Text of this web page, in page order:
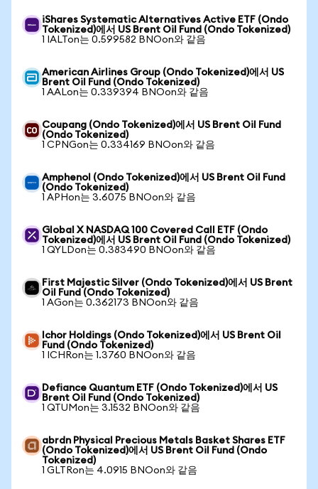
iShares Systematic Alternatives Active ETF (Ondo
Tokenized)에서 US Brent Oil Fund (Ondo Tokenized)
1 IALTon는 0.599582 BNOon와 같음
American Airlines Group (Ondo Tokenized)에서 US
Brent Oil Fund (Ondo Tokenized)
1 AALon는 0.339394 BNOon와 같음
Coupang (Ondo Tokenized)에서 US Brent Oil Fund
(Ondo Tokenized)
1 CPNGon는 0.334169 BNOon와 같음
Amphenol (Ondo Tokenized)에서 US Brent Oil Fund
(Ondo Tokenized)
1 APHon는 3.6075 BNOon와 같음
Global X NASDAQ 100 Covered Call ETF (Ondo
Tokenized)에서 US Brent Oil Fund (Ondo Tokenized)
1 QYLDon는 0.383490 BNOon와 같음
First Majestic Silver (Ondo Tokenized)에서 US Brent
Oil Fund (Ondo Tokenized)
1 AGon는 0.362173 BNOon와 같음
Ichor Holdings (Ondo Tokenized)에서 US Brent Oil
Fund (Ondo Tokenized)
1 ICHRon는 1.3760 BNOon와 같음
Defiance Quantum ETF (Ondo Tokenized)에서 US
Brent Oil Fund (Ondo Tokenized)
1 QTUMon는 3.1532 BNOon와 같음
abrdn Physical Precious Metals Basket Shares ETF
(Ondo Tokenized)에서 US Brent Oil Fund (Ondo
Tokenized)
1 GLTRon는 4.0915 BNOon와 같음